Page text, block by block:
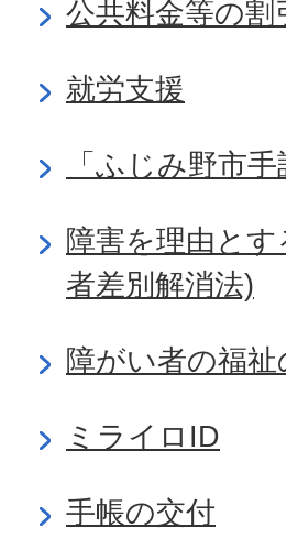
公共料金等の割
就労支援
「ふじみ野市
障害を理由と
者差別解消法)
障がい者の福
ミライロID
手帳の交付